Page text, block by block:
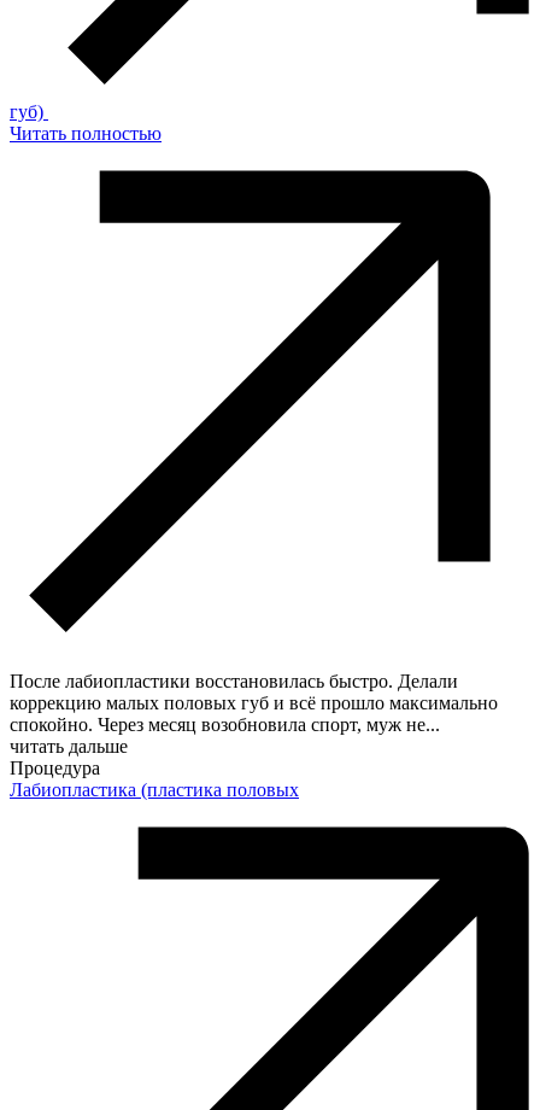
губ)
Читать полностью
После лабиопластики восстановилась быстро. Делали
коррекцию малых половых губ и всё прошло максимально
спокойно. Через месяц возобновила спорт, муж не...
читать дальше
Процедура
Лабиопластика (пластика половых